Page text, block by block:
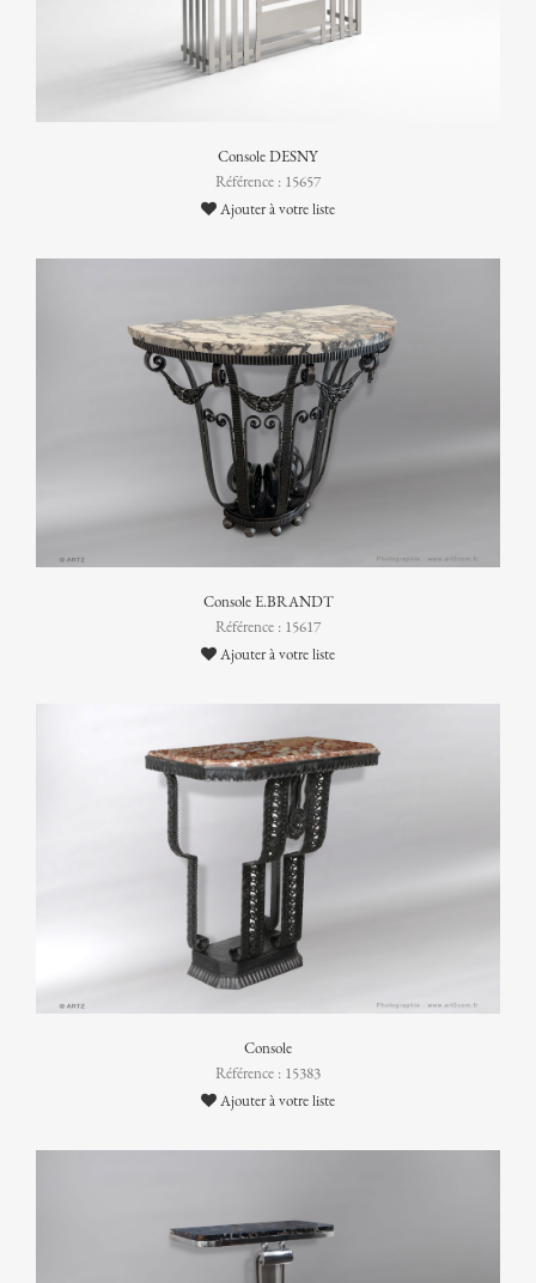
Console DESNY
Référence : 15657
Ajouter à votre liste
Console E.BRANDT
Référence : 15617
Ajouter à votre liste
Console
Référence : 15383
Ajouter à votre liste